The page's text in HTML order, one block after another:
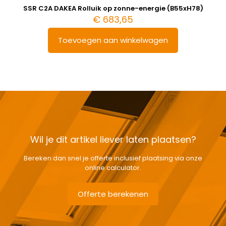
SSR C2A DAKEA Rolluik op zonne-energie (B55xH78)
€ 683,65
Toevoegen aan winkelwagen
Wil je dit artikel liever laten plaatsen?
Bereken dan snel je offerte inclusief plaatsing via onze
online calculator.
Offerte berekenen